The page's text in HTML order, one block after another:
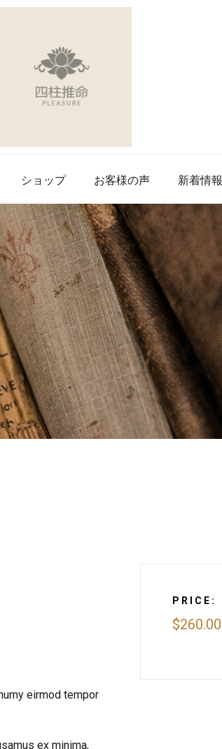
ショップ お客様の声 新着情報
eirmod tempor
ex minima,
PRICE:
$260.00